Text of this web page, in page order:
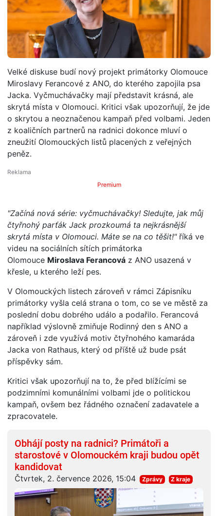
Velké diskuse budí nový projekt primátorky Olomouce
Miroslavy Ferancové z ANO, do kterého zapojila psa
Jacka. Vyčmuchávačky mají představit krásná, ale
skrytá místa v Olomouci. Kritici však upozorňují, že jde
o skrytou a neoznačenou kampaň před volbami. Jeden
z koaličních partnerů na radnici dokonce mluví o
zneužití Olomouckých listů placených z veřejných
peněz.
Premium
"Začíná nová série: vyčmuchávačky! Sledujte, jak můj
čtyřnohý parťák Jack prozkoumá ta nejkrásnější
skrytá místa v Olomouci. Máte se na co těšit!"říká ve
videu na sociálních sítích primátorka
Olomouce Miroslava Ferancová z ANO usazená v
křesle, u kterého leží pes.
V Olomouckých listech zároveň v rámci Zápisníku
primátorky vyšla celá strana o tom, co se ve městě za
poslední dobu dobrého událo a podařilo. Ferancová
například výslovně zmiňuje Rodinný den s ANO a
zároveň i zde využívá motiv čtyřnohého kamaráda
Jacka von Rathaus, který od příště už bude psát
příspěvky sám.
Kritici však upozorňují na to, že před blížícími se
podzimními komunálními volbami jde o politickou
kampaň, ovšem bez řádného označení zadavatele a
zpracovatele.
Obhájí posty na radnici? Primátoři a
starostové v Olomouckém kraji budou opět
kandidovat
Čtvrtek, 2. července 2026, 15:04 Zprávy Z kraje